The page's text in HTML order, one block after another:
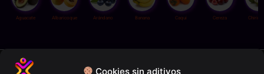
Cookies sin aditivos
Aguacate Albaricoque Arándano Banana Caqui Cereza